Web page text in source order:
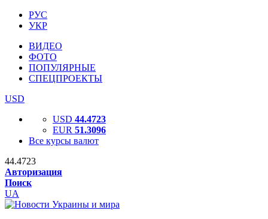
РУС
УКР
ВИДЕО
ФОТО
ПОПУЛЯРНЫЕ
СПЕЦПРОЕКТЫ
USD
USD 44.4723
EUR 51.3096
Все курсы валют
44.4723
Авторизация
Поиск
UA